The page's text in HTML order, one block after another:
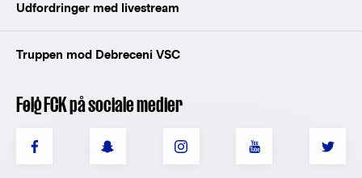
Udfordringer med livestream
Truppen mod Debreceni VSC
Følg FCK på sociale medier